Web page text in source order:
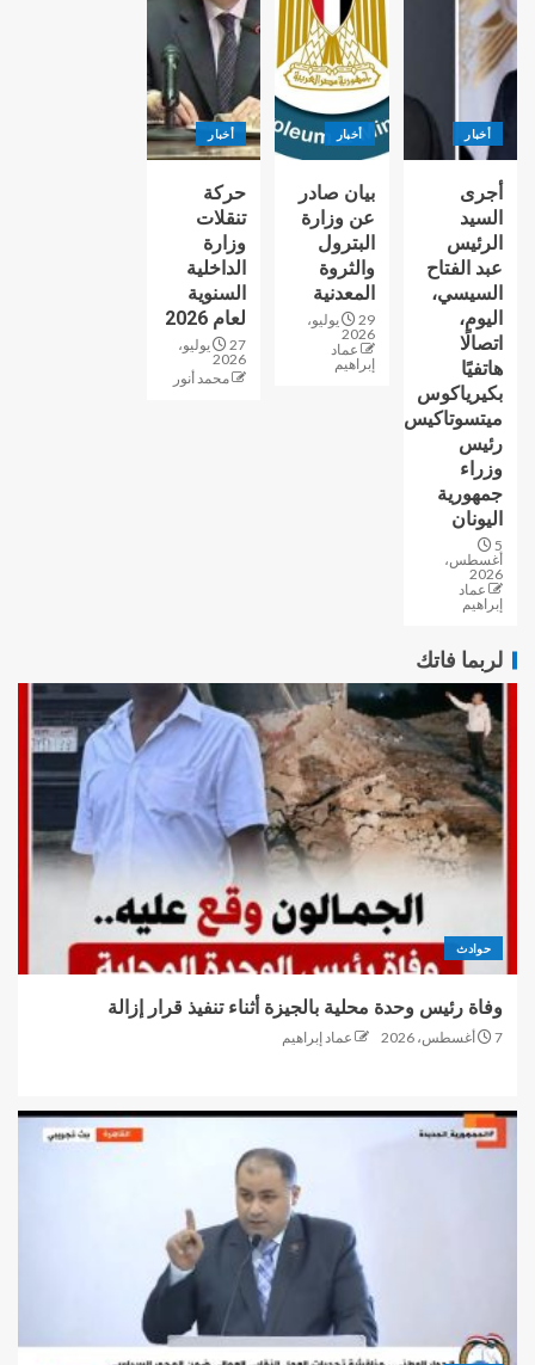
أخبار
أجرى
السيد
الرئيس
عبد الفتاح
السيسي،
اليوم،
اتصالًا
هاتفيًا
بكيرياكوس
ميتسوتاكيس
رئيس
وزراء
جمهورية
اليونان
5
أغسطس،
2026
عماد
إبراهيم
أخبار
بيان صادر
عن وزارة
البترول
والثروة
المعدنية
29 يوليو،
2026
عماد
إبراهيم
أخبار
حركة
تنقلات
وزارة
الداخلية
السنوية
لعام 2026
27 يوليو،
2026
محمد أنور
لربما فاتك
حوادث
وفاة رئيس وحدة محلية بالجيزة أثناء تنفيذ قرار إزالة
7 أغسطس، 2026 عماد إبراهيم